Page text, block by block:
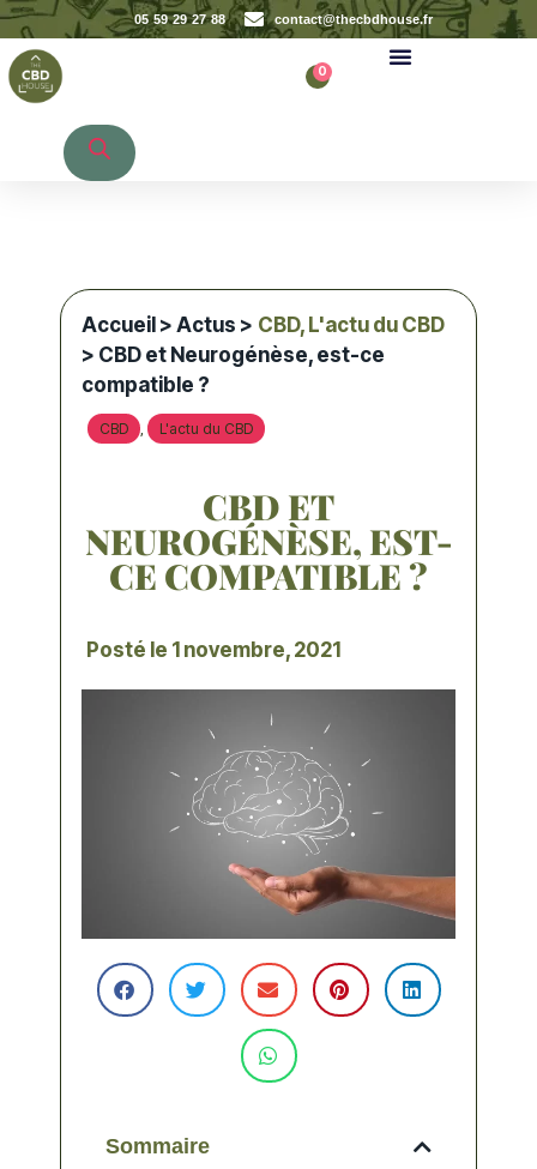
05 59 29 27 88 contact@thecbdhouse.fr
0
Accueil >Actus > CBD, L'actu du CBD
> CBD et Neurogénèse, est-ce
compatible ?
CBD , L'actu du CBD
CBD ET
NEUROGÉNÈSE, EST-
CE COMPATIBLE ?
Posté le 1 novembre, 2021
Sommaire